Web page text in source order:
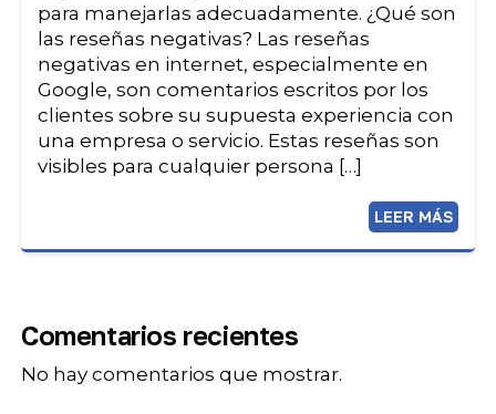
para manejarlas adecuadamente. ¿Qué son
las reseñas negativas? Las reseñas
negativas en internet, especialmente en
Google, son comentarios escritos por los
clientes sobre su supuesta experiencia con
una empresa o servicio. Estas reseñas son
visibles para cualquier persona […]
LEER MÁS
Comentarios recientes
No hay comentarios que mostrar.